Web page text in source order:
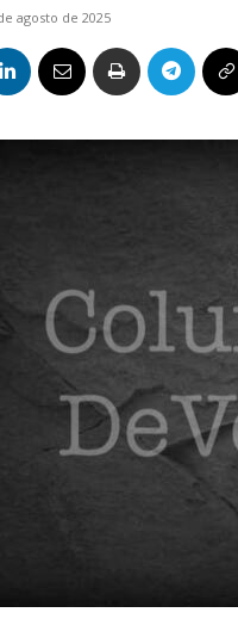
agosto de 2025